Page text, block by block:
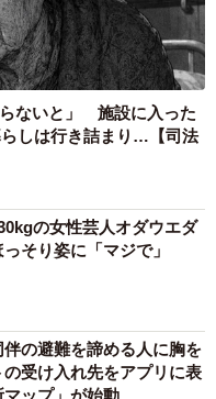
らないと」 施設に入った
しは行き詰まり…【司法
の女性芸人オダウエダ
そり姿に「マジで」
の避難を諦める人に胸を
受け入れ先をアプリに表
ップ」が始動